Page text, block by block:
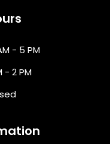
- 5 PM
- 2 PM